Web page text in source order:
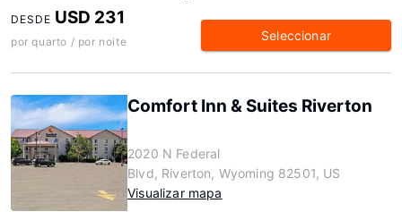
DESDE USD 231
por quarto / por noite Seleccionar
Comfort Inn & Suites Riverton
2020 N Federal
Blvd, Riverton, Wyoming 82501, US
Visualizar mapa